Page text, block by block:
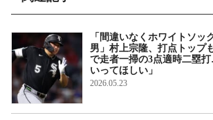
「間違いなくホワイトソッ
男」村上宗隆、打点トップ
で走者一掃の3点適時二塁
いってほしい」
2026.05.23